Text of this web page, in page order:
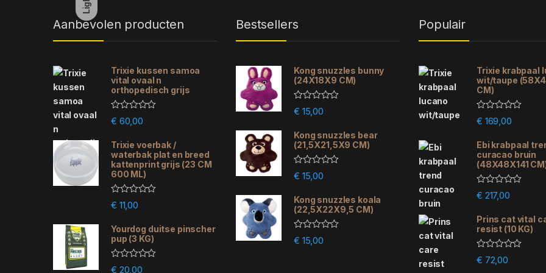
Aanbevolen producten
Trixie kussen samoa
vital ovaal n
orthopedisch grijs
R
a
e
d
0
o
u
t
o
f
5
€ 60,00
Trixie voerbak /
waterbak plat en breed
kattenprint grijs (23 CM
600 ML)
R
a
e
d
0
o
t
€ 11,00
Yourdog duitse pinscher
pup (3 KG)
R
€ 20,00
Bestsellers
Kong snuzzles bunny
(24X18X9 CM)
R
a
e
d
0
o
t
5
€ 15,00
Kong snuzzles bear
(21,5X21,5X9 CM)
R
a
e
d
0
o
t
€ 15,00
Kong snuzzles koala
(22,5X22X9,5 CM)
R
a
€ 15,00
Populair
Trixie krabpaal
wit/taupe
CM)
R
a
e
d
0
o
u
t
o
€ 169,00
Ebi krabpaal
curacao bruin
(48X48X141
R
a
e
d
0
o
t
€ 217,00
Prins cat vital
resist (10 KG)
R
a
€ 72,00